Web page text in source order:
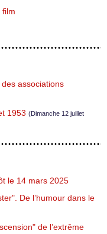
film
associations
1953 (Dimanche 12 juillet
le 14 mars 2025
De l’humour dans le
de l’extrême